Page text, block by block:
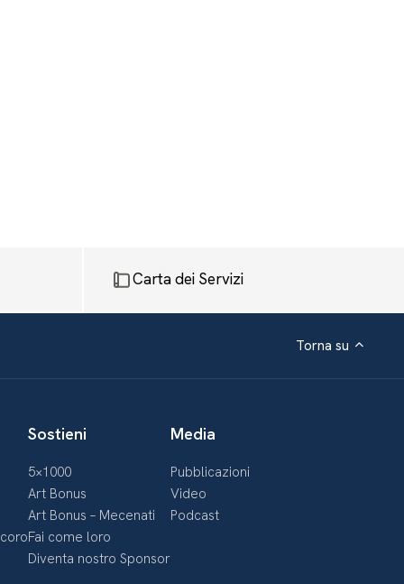
Carta dei Servizi
Torna su
Sostieni
5×1000
Art Bonus
Art Bonus – Mecenati
Fai come loro
Diventa nostro Sponsor
Media
Pubblicazioni
Video
Podcast